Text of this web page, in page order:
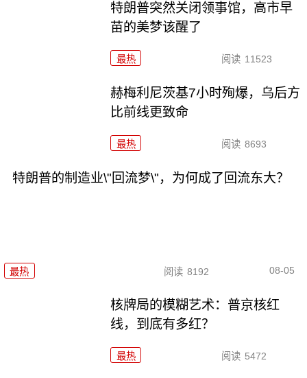
特朗普突然关闭领事馆，高市早
苗的美梦该醒了
最热 阅读 11523
赫梅利尼茨基7小时殉爆，乌后方
比前线更致命
最热 阅读 8693
特朗普的制造业\"回流梦\"，为何成了回流东大？
最热 阅读 8192 08-05
核牌局的模糊艺术：普京核红
线，到底有多红？
最热 阅读 5472